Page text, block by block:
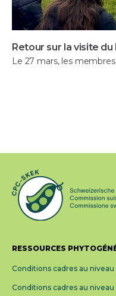
Retour sur la visite
Le 27 mars, les
RESSOURCES
Conditions cadres au
Conditions cadres au niveau